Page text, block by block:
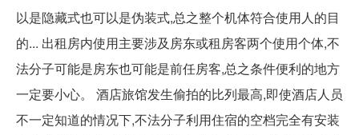
以是隐藏式也可以是伪装式,总之整个机体符合使用人的目
的... 出租房内使用主要涉及房东或租房客两个使用个体,不
法分子可能是房东也可能是前任房客,总之条件便利的地方
一定要小心。 酒店旅馆发生偷拍的比列最高,即使酒店人员
不一定知道的情况下,不法分子利用住宿的空档完全有安装